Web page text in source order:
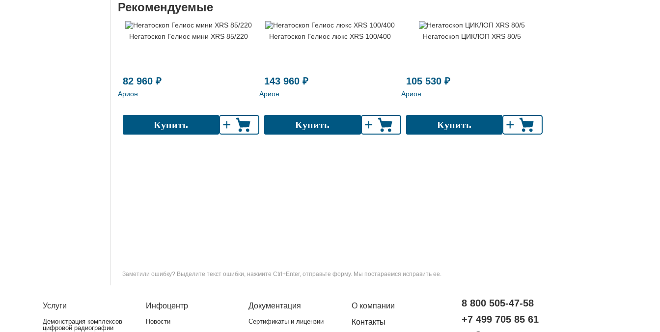
Рекомендуемые
Негатоскоп Гелиос мини XRS 85/220
82 960 ₽
Арион
Купить +
Негатоскоп Гелиос люкс XRS 100/400
143 960 ₽
Арион
Купить +
Негатоскоп ЦИКЛОП XRS 80/5
105 530 ₽
Арион
Купить +
Заметили ошибку? Выделите текст ошибки, нажмите Ctrl+Enter, отправьте форму. Мы постараемся исправить ее.
Услуги
Демонстрация комплексов
цифровой радиографии
Инфоцентр
Новости
Документация
Сертификаты и лицензии
О компании
Контакты
8 800 505-47-58
+7 499 705 85 61